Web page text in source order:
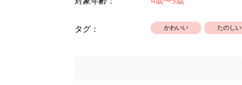
タグ： かわいい たのしい